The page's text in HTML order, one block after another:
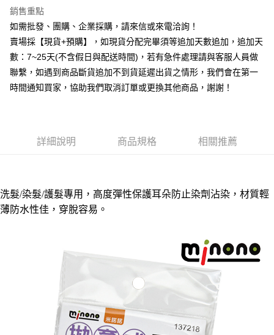
臺灣中小企業銀行
匯豐（台灣）商業銀行
華泰商業銀行
聯邦商業銀行
遠東國際商業銀行
元大商業銀行
永豐商業銀行
玉山商業銀行
台新國際商業銀行
中國信託商業銀行
台灣樂天信用卡公司
上海商業儲蓄銀行
國泰世華商業銀行
臺灣中小企業銀行
台中商業銀行
匯豐（台灣）商業銀行
華泰商業銀行
聯邦商業銀行
遠東國際商業銀行
元大商業銀行
永豐商業銀行
玉山商業銀行
星展（台灣）商業銀行
華南商業銀行
上海商業儲蓄銀行
台北富邦商業銀行
國泰世華商業銀行
兆豐國際商業銀行
臺灣中小企業銀行
台中商業銀行
匯豐（台灣）商業銀行
華泰商業銀行
聯邦商業銀行
遠東國際商業銀行
元大商業銀行
永豐商業銀行
LINE Pay
Apple Pay
街口支付
悠遊付
AFTEE先享後付
便利好安心！
１．簡單：不需註冊會員、不需綁卡、不需儲值。
２．便利：只要手機號碼，簡訊認證，即可結帳。
１．於結帳方式選擇「AFTEE先享後付」後，將跳轉至「AFTEE先享後付」
結帳頁面，進行簡訊認證並確認金額後，即可完成結帳。
３．收到繳費通知簡訊後14天內，點擊此簡訊中的連結，可透過四大超商／
ATM／網路銀行／等多元方式進行付款，方視為交易完成。
※ 請注意：結帳手續完成當下不需立刻繳費，但若您需要取消訂單，請聯絡
購買商品的店家。未經商家同意取消之訂單仍視為有效，需透過AFTEE先享
後付繳納相關費用。
貨到付款
每筆NT$60，滿NT$490(含以上)免運費
每筆NT$100，滿NT$1,000(含以上)免運費
7-11取貨付款三天
銷售重點
如需批發、團購、企業採購，請來信或來電洽詢！
賣場採【現貨+預購】，如現貨分配完畢須等追加天數追加，追加天
數：7~25天(不含假日與配送時間)，若有急件處理請與客服人員做
聯繫，如遇到商品斷貨追加不到貨延遲出貨之情形，我們會在第一
時間通知買家，協助我們取消訂單或更換其他商品，謝謝！
詳細說明 商品規格 相關推薦
洗髮/染髮/護髮專用，高度彈性保護耳朵防止染劑沾染 ，材質輕
薄防水性佳 ，穿脫容易。